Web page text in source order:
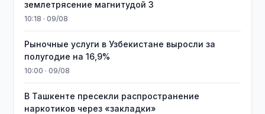
землетрясение магнитудой 3
10:18 · 09/08
Рыночные услуги в Узбекистане выросли за
полугодие на 16,9%
10:00 · 09/08
В Ташкенте пресекли распространение
наркотиков через «закладки»